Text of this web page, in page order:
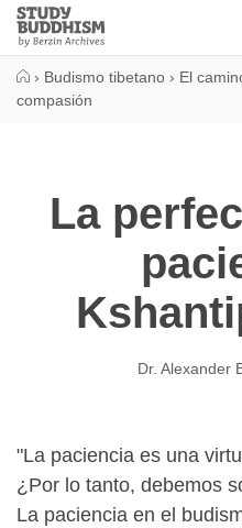
Close
Study
Buddhism
› Budismo tibetano › El
compasión
La
Dr. Alexander
"La paciencia es una
¿Por lo tanto, debemos
La paciencia en el